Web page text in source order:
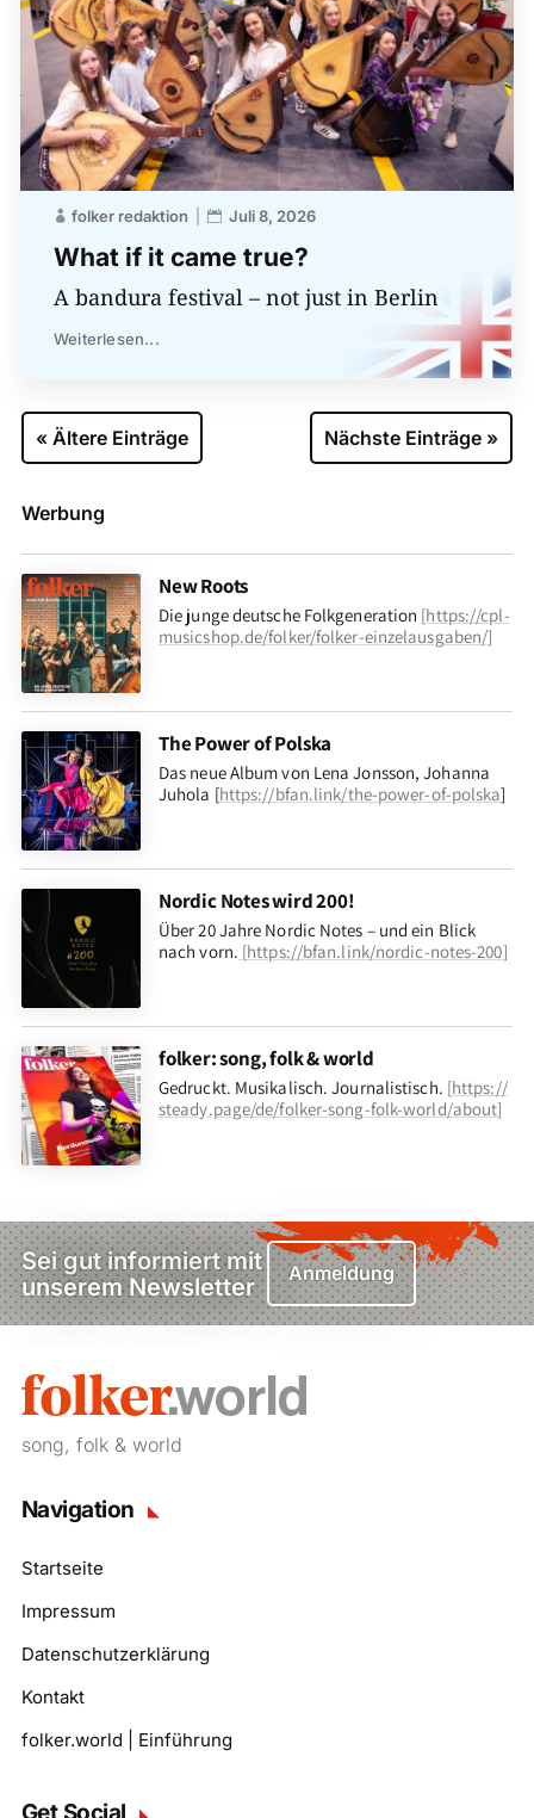
What if it came true?
folker redaktion Juli 8, 2026
A bandura festival – not just in Berlin
Weiterlesen...
« Ältere Einträge Nächste Einträge »
Werbung
New Roots
Die junge deutsche Folkgeneration [https://cpl-
musicshop.de/folker/folker-einzelausgaben/]
The Power of Polska
Das neue Album von Lena Jonsson, Johanna
Juhola [https://bfan.link/the-power-of-polska]
Nordic Notes wird 200!
Über 20 Jahre Nordic Notes – und ein Blick
nach vorn. [https://bfan.link/nordic-notes-200]
folker: song, folk & world
Gedruckt. Musikalisch. Journalistisch. [https://
steady.page/de/folker-song-folk-world/about]
Sei gut informiert mit
unserem Newsletter
Anmeldung
song, folk & world
Navigation
Startseite
Impressum
Datenschutzerklärung
Kontakt
folker.world | Einführung